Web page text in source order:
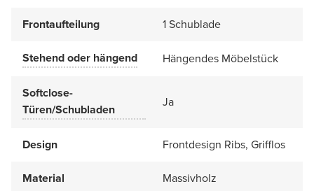
Frontaufteilung 1 Schublade
Stehend oder hängend Hängendes Möbelstück
Softclose-
Türen/Schubladen
Ja
Design Frontdesign Ribs, Grifflos
Material Massivholz